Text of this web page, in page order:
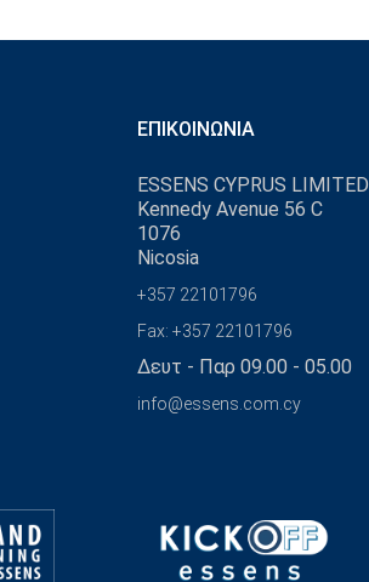
ΕΠΙΚΟΙΝΩΝΊΑ
ESSENS CYPRUS LIMITED
Kennedy Avenue 56 C
1076
Nicosia
+357 22101796
Fax: +357 22101796
Δευτ - Παρ 09.00 - 05.00
info@essens.com.cy